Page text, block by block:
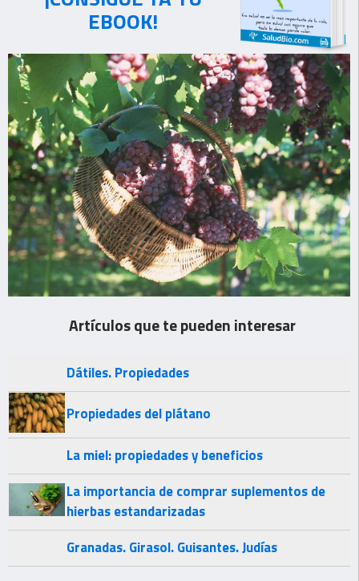
EBOOK!
Artículos que te pueden interesar
Dátiles. Propiedades
Propiedades del plátano
La miel: propiedades y beneficios
La importancia de comprar suplementos de
hierbas estandarizadas
Granadas. Girasol. Guisantes. Judías